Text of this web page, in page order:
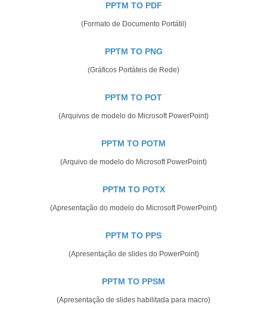
PPTM TO PDF
(Formato de Documento Portátil)
PPTM TO PNG
(Gráficos Portáteis de Rede)
PPTM TO POT
(Arquivos de modelo do Microsoft PowerPoint)
PPTM TO POTM
(Arquivo de modelo do Microsoft PowerPoint)
PPTM TO POTX
(Apresentação do modelo do Microsoft PowerPoint)
PPTM TO PPS
(Apresentação de slides do PowerPoint)
PPTM TO PPSM
(Apresentação de slides habilitada para macro)